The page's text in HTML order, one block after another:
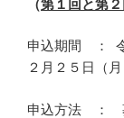
（第１回と第２
申込期間 ：
２月２５日（
申込方法 ：